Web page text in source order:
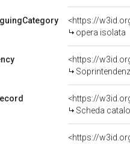
<https://
opera isolata
<https://
<https://
Scheda
<https://